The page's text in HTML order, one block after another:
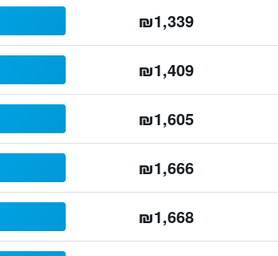
₪1,339
₪1,409
₪1,605
₪1,666
₪1,668